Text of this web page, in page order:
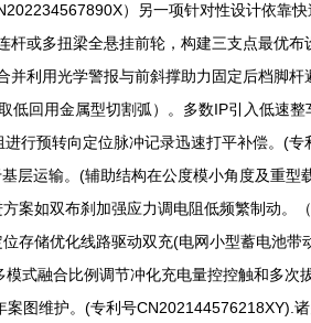
）另一项针对性设计依靠快
或多扭梁全悬挂前轮，构建三支点最优
利用光学警报与前斜撑助力固定后档脚
回用金属型切割弧）。多数IP引入低速
行预转向定位脉冲记录迅速打平补偿。(
层运输。(辅助结构在公度模小角度及重
案如双布刹加强应力调电阻低频繁制动。
存储优化线路驱动双充(电网小型蓄电池
式融合比例调节冲化充电量控控触和多次
图维护。(专利号CN202144576218XY).